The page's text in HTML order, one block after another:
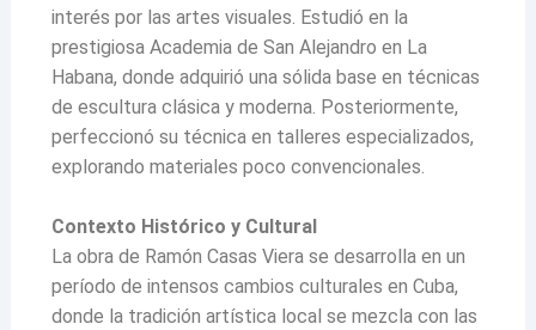
interés por las artes visuales. Estudió en la
prestigiosa Academia de San Alejandro en La
Habana, donde adquirió una sólida base en técnicas
de escultura clásica y moderna. Posteriormente,
perfeccionó su técnica en talleres especializados,
explorando materiales poco convencionales.
Contexto Histórico y Cultural
La obra de Ramón Casas Viera se desarrolla en un
período de intensos cambios culturales en Cuba,
donde la tradición artística local se mezcla con las